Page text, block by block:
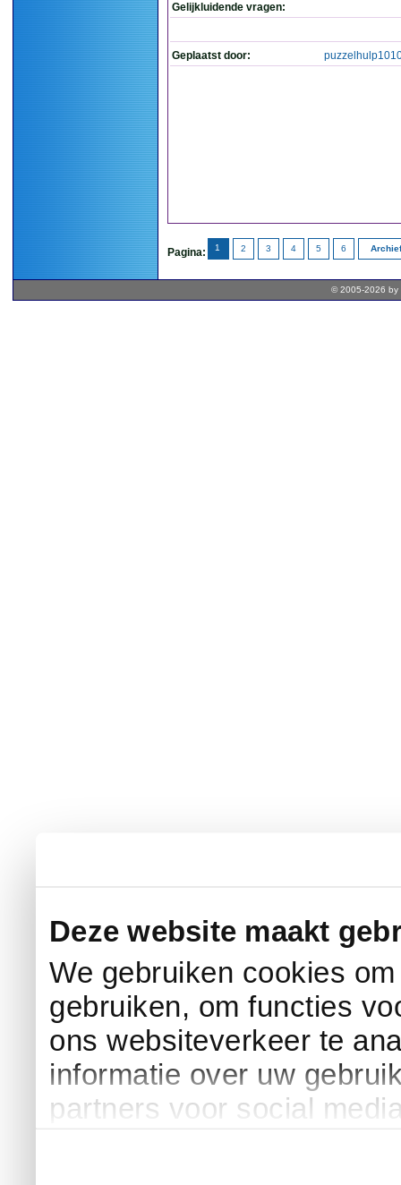
Deze website maakt
We gebruiken cookies
gebruiken, om functies
ons websiteverkeer te
informatie over uw
partners voor social
Gelijkluidende vragen:
Geplaatst door:
Pagina: 1 2 3 4 5 6
© 2005-2026 by